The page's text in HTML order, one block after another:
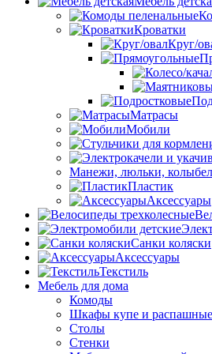
Кроватки
Круг/
Матрасы
Мобили
Манежи, люльки,
Пластик
Аксессуары
Санки коляски
Аксессуары
Текстиль
Мебель для дома
Комоды
Шкафы купе и распашные
Столы
Стенки